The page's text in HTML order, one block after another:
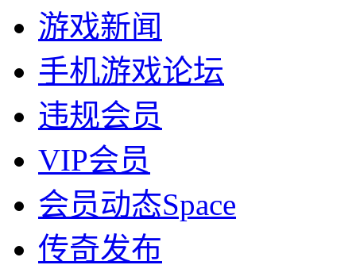
游戏新闻
手机游戏论坛
违规会员
VIP会员
会员动态Space
传奇发布